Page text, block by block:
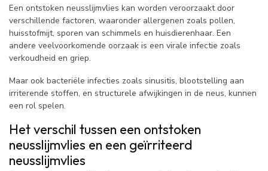
Een ontstoken neusslijmvlies kan worden veroorzaakt door
verschillende factoren, waaronder allergenen zoals pollen,
huisstofmijt, sporen van schimmels en huisdierenhaar. Een
andere veelvoorkomende oorzaak is een virale infectie zoals
verkoudheid en griep.
Maar ook bacteriële infecties zoals sinusitis, blootstelling aan
irriterende stoffen, en structurele afwijkingen in de neus, kunnen
een rol spelen.
Het verschil tussen een ontstoken
neusslijmvlies en een geïrriteerd
neusslijmvlies